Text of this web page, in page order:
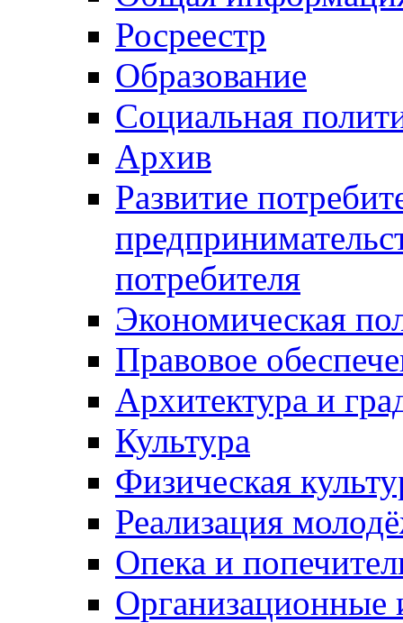
Росреестр
Образование
Социальная
Архив
Развитие
потребителя
Экономическая
Правовое
Архитектура и
Культура
Физическая
Реализация
Опека и